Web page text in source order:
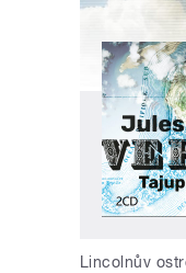
Lincolnův